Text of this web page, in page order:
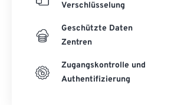
Verschlüsselung
Geschützte Daten
Zentren
Zugangskontrolle und
Authentifizierung